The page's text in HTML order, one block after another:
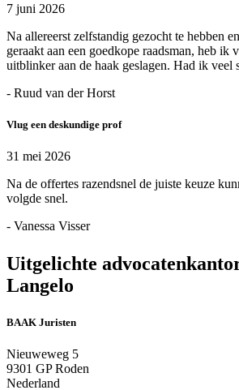
7 juni 2026
Na allereerst zelfstandig gezocht te hebben
geraakt aan een goedkope raadsman, heb ik
uitblinker aan de haak geslagen. Had ik veel
- Ruud van der Horst
Vlug een deskundige prof
31 mei 2026
Na de offertes razendsnel de juiste keuze
volgde snel.
- Vanessa Visser
Uitgelichte
Langelo
BAAK Juristen
Nieuweweg 5
9301 GP Roden
Nederland